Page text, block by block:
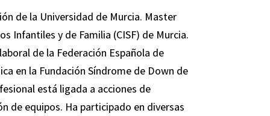
de la Universidad de Murcia. Master
Infantiles y de Familia (CISF) de Murcia.
de la Federación Española de
en la Fundación Síndrome de Down de
está ligada a acciones de
de equipos. Ha participado en diversas